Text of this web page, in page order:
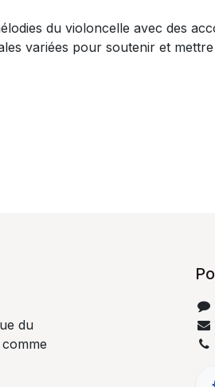
du violoncelle avec des
variées pour soutenir et
du